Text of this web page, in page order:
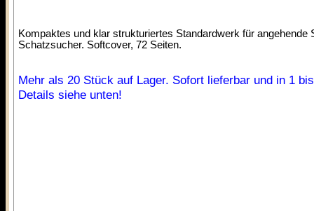
Kompaktes und klar strukturiertes Standardwerk für angehende
Schatzsucher. Softcover, 72 Seiten.
Mehr als 20 Stück auf Lager. Sofort lieferbar und in 1
Details siehe unten!